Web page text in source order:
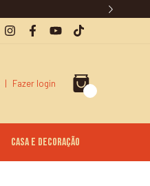
| Fazer login
Casa e Decoração